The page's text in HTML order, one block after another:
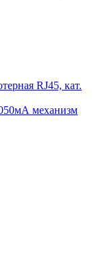
RJ45, кат.
механизм